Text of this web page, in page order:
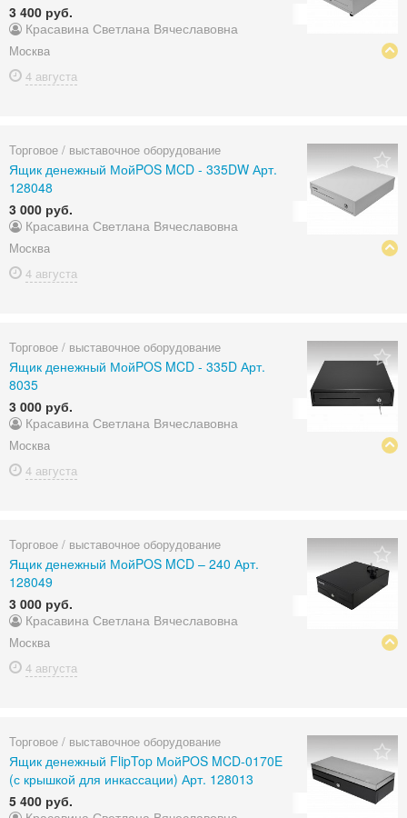
3 400 руб.
Красавина Светлана Вячеславовна
Москва
4 августа
Торговое / выставочное оборудование
Ящик денежный МойPOS MCD - 335DW Арт.
128048
3 000 руб.
Красавина Светлана Вячеславовна
Москва
4 августа
Торговое / выставочное оборудование
Ящик денежный МойPOS MCD - 335D Арт.
8035
3 000 руб.
Красавина Светлана Вячеславовна
Москва
4 августа
Торговое / выставочное оборудование
Ящик денежный МойPOS MCD – 240 Арт.
128049
3 000 руб.
Красавина Светлана Вячеславовна
Москва
4 августа
Торговое / выставочное оборудование
Ящик денежный FlipTop МойPOS MCD-0170E
(с крышкой для инкассации) Арт. 128013
5 400 руб.